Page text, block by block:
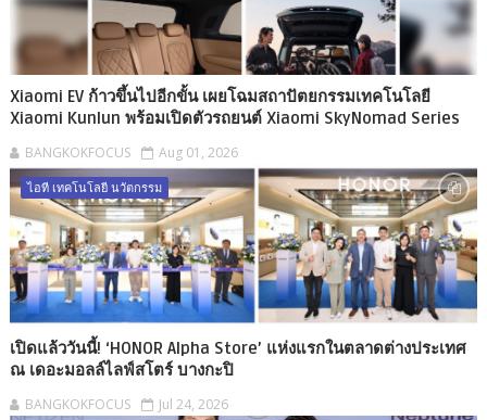
Xiaomi EV ก้าวขึ้นไปอีกขั้น เผยโฉมสถาปัตยกรรมเทคโนโลยี
Xiaomi Kunlun พร้อมเปิดตัวรถยนต์ Xiaomi SkyNomad Series
BANGKOKFOCUS Aug 01, 2026
ไอที เทคโนโลยี นวัตกรรม
เปิดแล้ววันนี้! ‘HONOR Alpha Store’ แห่งแรกในตลาดต่างประเทศ
ณ เดอะมอลล์ไลฟ์สโตร์ บางกะปิ
BANGKOKFOCUS Jul 24, 2026